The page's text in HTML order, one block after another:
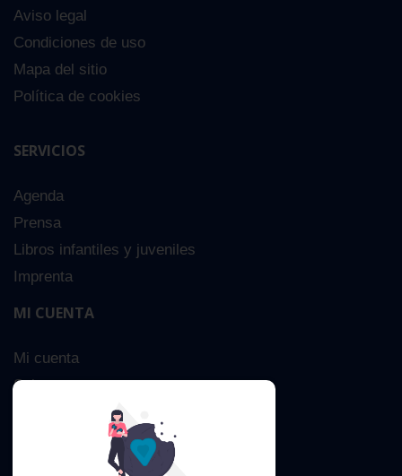
Aviso legal
Condiciones de uso
Mapa del sitio
Política de cookies
SERVICIOS
Agenda
Prensa
Libros infantiles y juveniles
Imprenta
MI CUENTA
Mi cuenta
Sobre nosotros
Búsqueda Avanzada